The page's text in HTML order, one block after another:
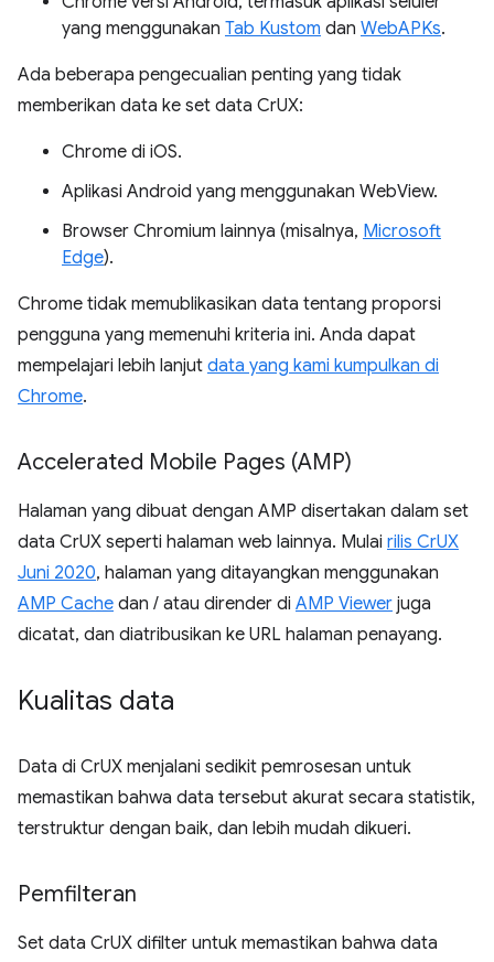
yang menggunakan Tab Kustom dan WebAPKs.
Ada beberapa pengecualian penting yang tidak
memberikan data ke set data CrUX:
Chrome di iOS.
Aplikasi Android yang menggunakan WebView.
Browser Chromium lainnya (misalnya, Microsoft
Edge).
Chrome tidak memublikasikan data tentang proporsi
pengguna yang memenuhi kriteria ini. Anda dapat
mempelajari lebih lanjut data yang kami kumpulkan di
Chrome.
Accelerated Mobile Pages (AMP)
Halaman yang dibuat dengan AMP disertakan dalam set
data CrUX seperti halaman web lainnya. Mulai rilis CrUX
Juni 2020, halaman yang ditayangkan menggunakan
AMP Cache dan / atau dirender di AMP Viewer juga
dicatat, dan diatribusikan ke URL halaman penayang.
Kualitas data
Data di CrUX menjalani sedikit pemrosesan untuk
memastikan bahwa data tersebut akurat secara statistik,
terstruktur dengan baik, dan lebih mudah dikueri.
Pemfilteran
Set data CrUX difilter untuk memastikan bahwa data